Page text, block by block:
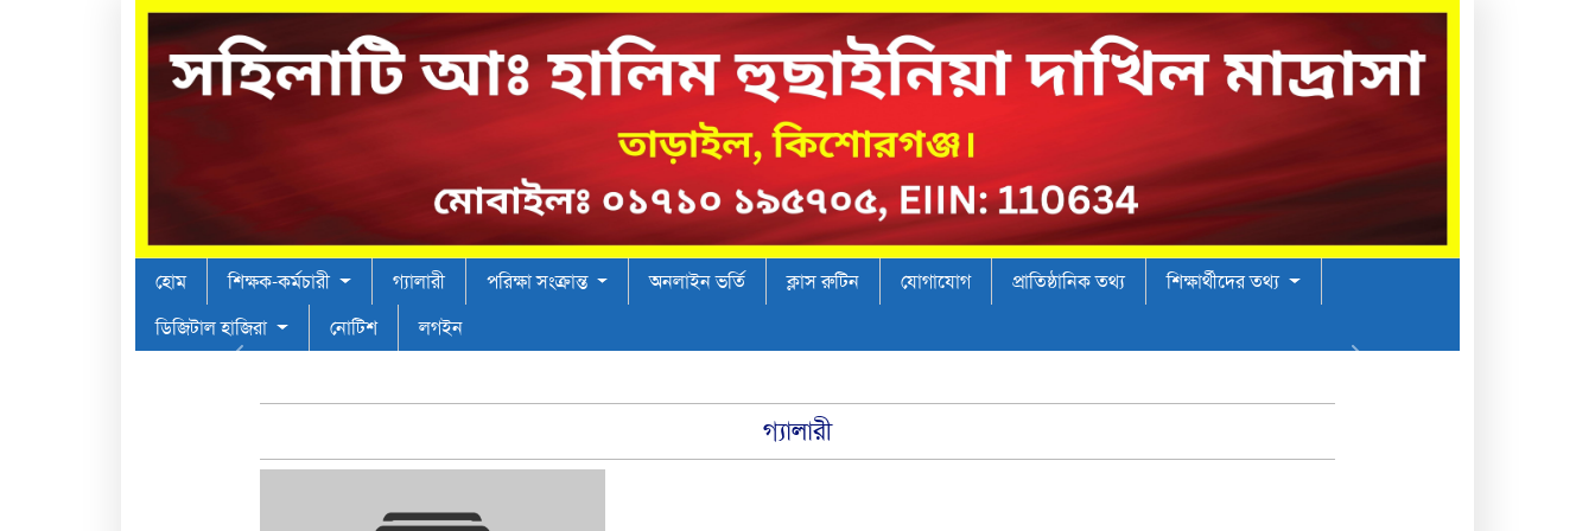
হোম শিক্ষক-কর্মচারী গ্যালারী পরিক্ষা সংক্রান্ত অনলাইন ভর্তি ক্লাস রুটিন যোগাযোগ প্রাতিষ্ঠানিক তথ্য
শিক্ষার্থীদের তথ্য
ডিজিটাল হাজিরা
নোটিশ লগইন
গ্যালারী